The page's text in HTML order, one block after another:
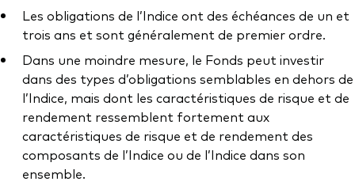
Les obligations de l’Indice ont des échéances de un et
trois ans et sont généralement de premier ordre.
Dans une moindre mesure, le Fonds peut investir
dans des types d’obligations semblables en dehors de
l’Indice, mais dont les caractéristiques de risque et de
rendement ressemblent fortement aux
caractéristiques de risque et de rendement des
composants de l’Indice ou de l’Indice dans son
ensemble.